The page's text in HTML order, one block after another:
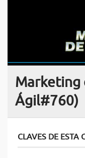
Marketing
Ágil#760)
CLAVES DE ESTA